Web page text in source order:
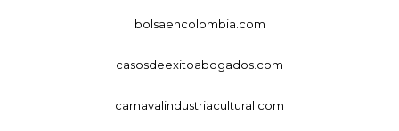
bolsaencolombia.com
casosdeexitoabogados.com
carnavalindustriacultural.com